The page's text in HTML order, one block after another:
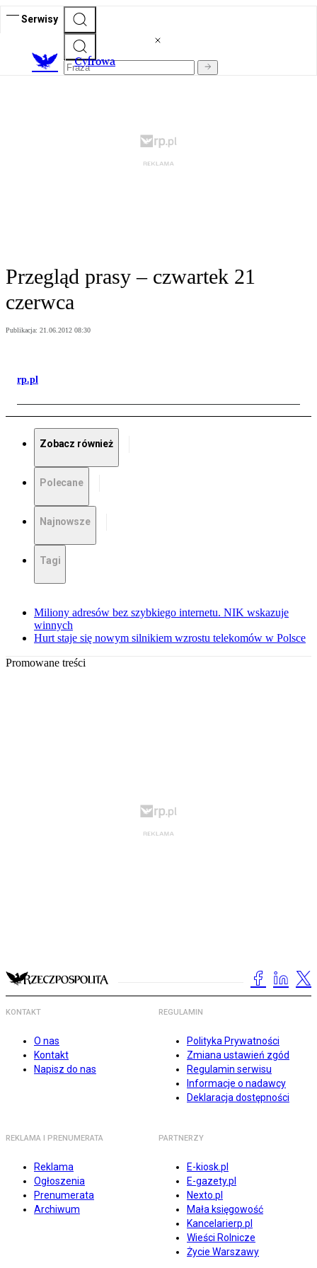
Serwisy
Cyfrowa
Przegląd prasy – czwartek 21
czerwca
Publikacja: 21.06.2012 08:30
rp.pl
Zobacz również
Polecane
Najnowsze
Tagi
Miliony adresów bez szybkiego internetu. NIK wskazuje
winnych
Hurt staje się nowym silnikiem wzrostu telekomów w Polsce
Promowane treści
KONTAKT
O nas
Kontakt
Napisz do nas
REGULAMIN
Polityka Prywatności
Zmiana ustawień zgód
Regulamin serwisu
Informacje o nadawcy
Deklaracja dostępności
REKLAMA I PRENUMERATA
Reklama
Ogłoszenia
Prenumerata
Archiwum
PARTNERZY
E-kiosk.pl
E-gazety.pl
Nexto.pl
Mała księgowość
Kancelarierp.pl
Wieści Rolnicze
Życie Warszawy